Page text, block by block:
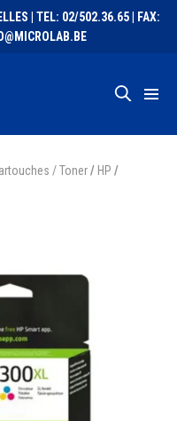
| TEL: 02/502.36.65 | FAX:
/ Toner/ HP /